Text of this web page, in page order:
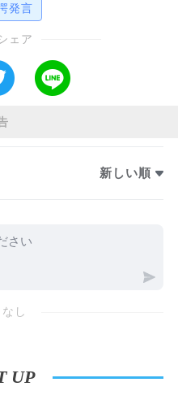
々に衝撃を与え、皇
が寄せられている。
発言
ェア
新しい順
し
UP